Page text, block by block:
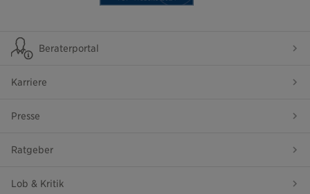
Beraterportal
Karriere
Presse
Ratgeber
Lob & Kritik